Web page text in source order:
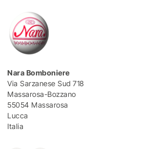
Nara Bomboniere
Via Sarzanese Sud 718
Massarosa-Bozzano
55054 Massarosa
Lucca
Italia